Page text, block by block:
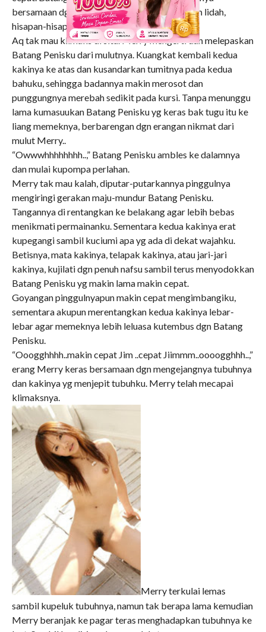
bersamaan dgn kenikmatan dahsyat permainan lidah,
hisapan-hisapan dan kuluman mulutnya.
Aq tak mau klimaks di situ. Merry mengerti dan melepaskan
Batang Penisku dari mulutnya. Kuangkat kembali kedua
kakinya ke atas dan kusandarkan tumitnya pada kedua
bahuku, sehingga badannya makin merosot dan
punggungnya merebah sedikit pada kursi. Tanpa menunggu
lama kumasuukan Batang Penisku yg keras bak tugu itu ke
liang memeknya, berbarengan dgn erangan nikmat dari
mulut Merry..
“Owwwhhhhhhhh..,” Batang Penisku ambles ke dalamnya
dan mulai kupompa perlahan.
Merry tak mau kalah, diputar-putarkannya pinggulnya
mengiringi gerakan maju-mundur Batang Penisku.
Tangannya di rentangkan ke belakang agar lebih bebas
menikmati permainanku. Sementara kedua kakinya erat
kupegangi sambil kuciumi apa yg ada di dekat wajahku.
Betisnya, mata kakinya, telapak kakinya, atau jari-jari
kakinya, kujilati dgn penuh nafsu sambil terus menyodokkan
Batang Penisku yg makin lama makin cepat.
Goyangan pinggulnyapun makin cepat mengimbangiku,
sementara akupun merentangkan kedua kakinya lebar-
lebar agar memeknya lebih leluasa kutembus dgn Batang
Penisku.
“Ooogghhhh..makin cepat Jim ..cepat Jiimmm..oooogghhh..,”
erang Merry keras bersamaan dgn mengejangnya tubuhnya
dan kakinya yg menjepit tubuhku. Merry telah mecapai
klimaksnya.
Merry terkulai lemas
sambil kupeluk tubuhnya, namun tak berapa lama kemudian
Merry beranjak ke pagar teras menghadapkan tubuhnya ke